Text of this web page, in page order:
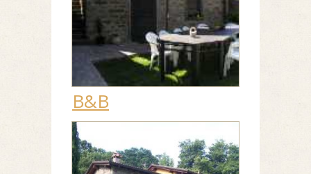
B&B